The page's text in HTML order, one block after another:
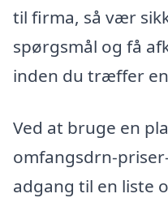
til firma, så vær
spørgsmål og få
inden du træffer
Ved at bruge en
omfangsdrn-
adgang til en liste